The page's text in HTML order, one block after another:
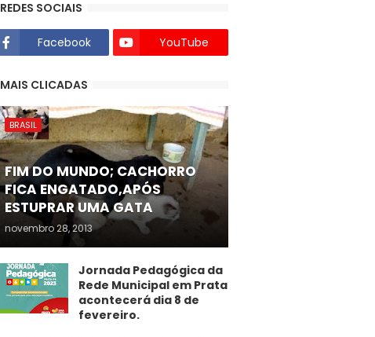
REDES SOCIAIS
Facebook YouTube
MAIS CLICADAS
BRASIL
FIM DO MUNDO; CACHORRO
FICA ENGATADO,APÓS
ESTUPRAR UMA GATA
novembro 28, 2013
Jornada Pedagógica da
Rede Municipal em Prata
acontecerá dia 8 de
fevereiro.